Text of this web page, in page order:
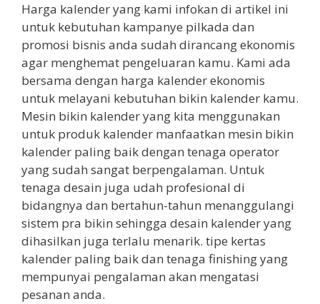
Harga kalender yang kami infokan di artikel ini
untuk kebutuhan kampanye pilkada dan
promosi bisnis anda sudah dirancang ekonomis
agar menghemat pengeluaran kamu. Kami ada
bersama dengan harga kalender ekonomis
untuk melayani kebutuhan bikin kalender kamu.
Mesin bikin kalender yang kita menggunakan
untuk produk kalender manfaatkan mesin bikin
kalender paling baik dengan tenaga operator
yang sudah sangat berpengalaman. Untuk
tenaga desain juga udah profesional di
bidangnya dan bertahun-tahun menanggulangi
sistem pra bikin sehingga desain kalender yang
dihasilkan juga terlalu menarik. tipe kertas
kalender paling baik dan tenaga finishing yang
mempunyai pengalaman akan mengatasi
pesanan anda.